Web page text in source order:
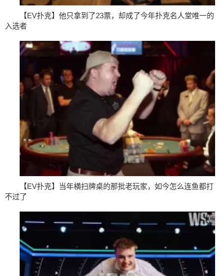
【EV扑克】他只拿到了23票，却成了今年扑克名人堂唯一的
入选者
【EV扑克】当年横扫牌桌的那批老玩家，如今怎么连鱼都打
不过了